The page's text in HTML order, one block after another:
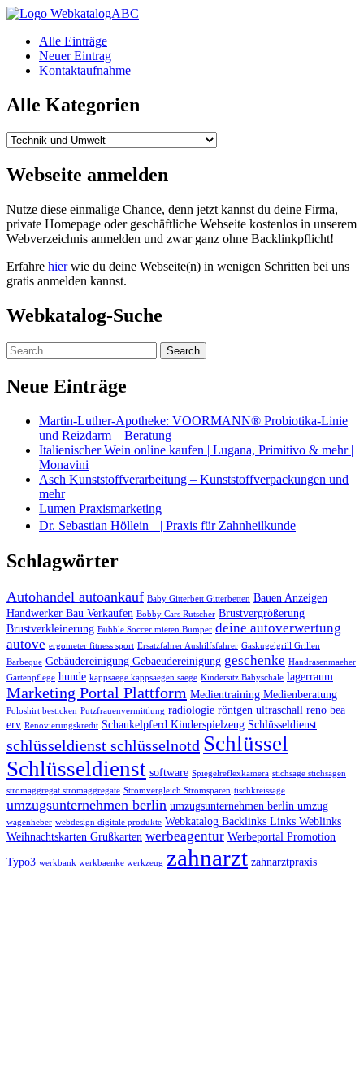
WebkatalogABC
Alle Einträge
Neuer Eintrag
Kontaktaufnahme
Alle Kategorien
Alle
Webseite anmelden
Nutze diese einmalige Chance, denn jetzt kannst du deine Firma,
private Homepage oder geschäftliche Webseite kostenlos in unserem
Webverzeichnis anmelden und zwar ganz ohne Backlinkpflicht!
Erfahre hierwie du deine Webseite(n) in wenigen Schritten bei uns
gratis anmelden kannst.
Webkatalog-Suche
Neue Einträge
Martin-Luther-Apotheke: VOORMANN® Probiotika-Linie
und Reizdarm – Beratung
Italienischer Wein online kaufen | Lugana, Primitivo & mehr |
Monavini
Asch Kunststoffverarbeitung – Kunststoffverpackungen und
mehr
Lumen Praxismarketing
Dr. Sebastian Höllein | Praxis für Zahnheilkunde
Schlagwörter
Autohandel autoankauf Baby Gitterbett Gitterbetten Bauen Anzeigen
Handwerker Bau Verkaufen Bobby Cars Rutscher Brustvergrößerung
Brustverkleinerung Bubble Soccer mieten Bumper deine autoverwertung
autove ergometer fitness sport Ersatzfahrer Aushilfsfahrer Gaskugelgrill Grillen
Barbeque Gebäudereinigung Gebaeudereinigung geschenke Handrasenmaeher
Gartenpflege hunde kappsaege kappsaegen saege Kindersitz Babyschale lagerraum
Marketing Portal Plattform Medientraining Medienberatung
Poloshirt besticken Putzfrauenvermittlung radiologie röntgen ultraschall reno bea
erv Renovierungskredit Schaukelpferd Kinderspielzeug Schlüsseldienst
schlüsseldienst schlüsselnotd Schlüssel
Schlüsseldienst software Spiegelreflexkamera stichsäge stichsägen
stromaggregat stromaggregate Stromvergleich Stromsparen tischkreissäge
umzugsunternehmen berlin umzugsunternehmen berlin umzug
wagenheber webdesign digitale produkte Webkatalog Backlinks Links Weblinks
Weihnachtskarten Grußkarten werbeagentur Werbeportal Promotion
Typo3 werkbank werkbaenke werkzeug zahnarzt zahnarztpraxis